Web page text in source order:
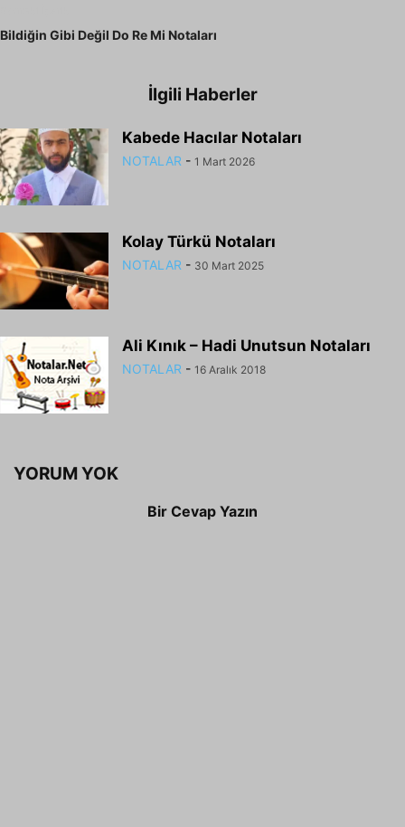
Bildiğin Gibi Değil Do Re Mi Notaları
İlgili Haberler
Kabede Hacılar Notaları
NOTALAR - 1 Mart 2026
Kolay Türkü Notaları
NOTALAR - 30 Mart 2025
Ali Kınık – Hadi Unutsun Notaları
NOTALAR - 16 Aralık 2018
YORUM YOK
Bir Cevap Yazın